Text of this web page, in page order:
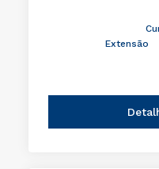
Extensão